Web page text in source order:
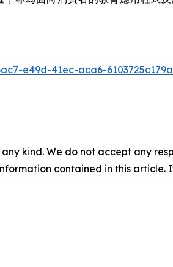
e49d-41ec-aca6-6103725c179a
kind. We do not accept any
contained in this